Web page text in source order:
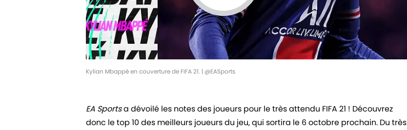
Kylian Mbappé en couverture de FIFA 21. | @EASports
EA Sportsa dévoilé les notes des joueurs pour le très attendu FIFA 21 ! Découvrez
donc le top 10 des meilleurs joueurs du jeu, qui sortira le 6 octobre prochain. Du très